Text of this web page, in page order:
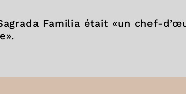
Familia était «un chef-